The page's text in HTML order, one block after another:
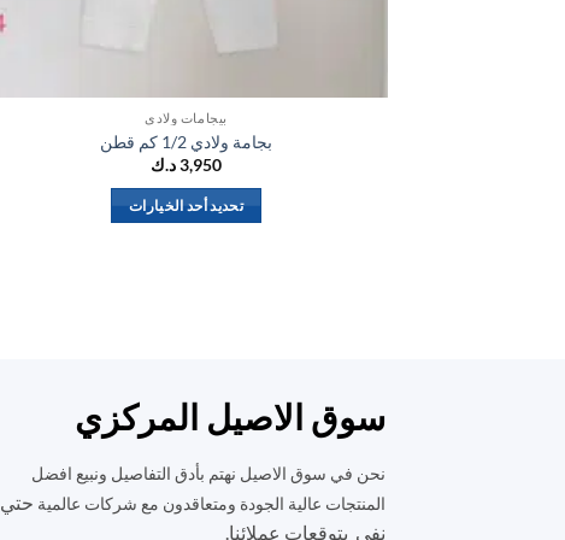
بيجامات ولادي
بجامة ولادي 1/2 كم قطن
3,950د.ك
تحديد أحد الخيارات
المنتج.
يمكن
الخيارات
على
سوق الاصيل المركزي
نحن في سوق الاصيل نهتم بأدق التفاصيل ونبيع افضل
المنتجات عالية الجودة ومتعاقدون مع شركات عالمية حتي
نفي بتوقعات عملائنا.